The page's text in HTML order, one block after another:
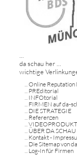
da schau her ...
wichtige
Online Reputation
PREditorial
INFOtorial
FIRMEN auf da-
DIE STRATEGIE
Referenzen
ÜBER DA SCHAU
Kontakt -
Die Sitemap von
Log-In für Firmen